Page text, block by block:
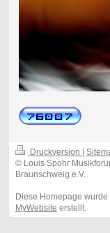
Druckversion
© Louis Spohr
Braunschweig e.V.
Diese Homepage wurde
MyWebsite erstellt.